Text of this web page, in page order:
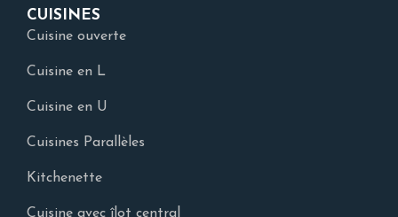
CUISINES
Cuisine ouverte
Cuisine en L
Cuisine en U
Cuisines Parallèles
Kitchenette
Cuisine avec îlot central